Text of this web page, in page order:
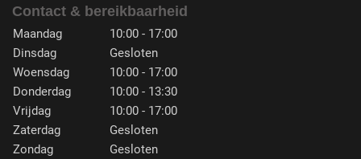
Contact & bereikbaarheid
Maandag
10:00 - 17:00
Dinsdag
Gesloten
Woensdag
10:00 - 17:00
Donderdag
10:00 - 13:30
Vrijdag
10:00 - 17:00
Zaterdag
Gesloten
Zondag
Gesloten